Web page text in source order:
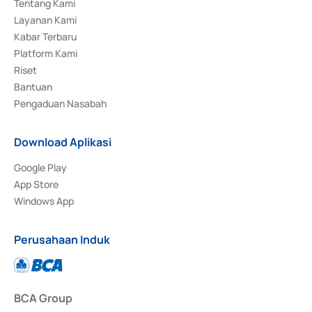
Tentang Kami
Layanan Kami
Kabar Terbaru
Platform Kami
Riset
Bantuan
Pengaduan Nasabah
Download Aplikasi
Google Play
App Store
Windows App
Perusahaan Induk
BCA Group